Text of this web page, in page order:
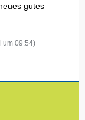
gutes
um 09:54)